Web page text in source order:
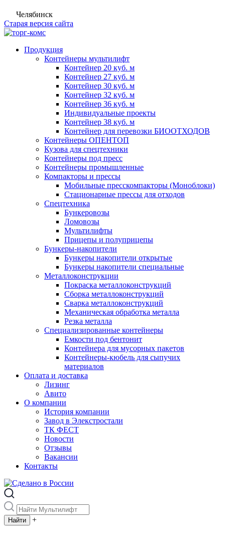
Челябинск
Старая версия сайта
Продукция
Контейнеры мультилифт
Контейнер 20 куб. м
Контейнер 27 куб. м
Контейнер 30 куб. м
Контейнер 32 куб. м
Контейнер 36 куб. м
Индивидуальные проекты
Контейнер 38 куб. м
Контейнер для перевозки БИООТХОДОВ
Контейнеры ОПЕНТОП
Кузова для спецтехники
Контейнеры под пресс
Контейнеры промышленные
Компакторы и прессы
Мобильные пресскомпакторы (Моноблоки)
Стационарные прессы для отходов
Спецтехника
Бункеровозы
Ломовозы
Мультилифты
Прицепы и полуприцепы
Бункеры-накопители
Бункеры накопители открытые
Бункеры накопители специальные
Металлоконструкции
Покраска металлоконструкций
Сборка металлоконструкций
Сварка металлоконструкций
Механическая обработка металла
Резка металла
Специализированные контейнеры
Емкости под бентонит
Контейнера для мусорных пакетов
Контейнеры-кюбель для сыпучих
материалов
Оплата и доставка
Лизинг
Авито
О компании
История компании
Завод в Элекстростали
ТК ФЕСТ
Новости
Отзывы
Вакансии
Контакты
+